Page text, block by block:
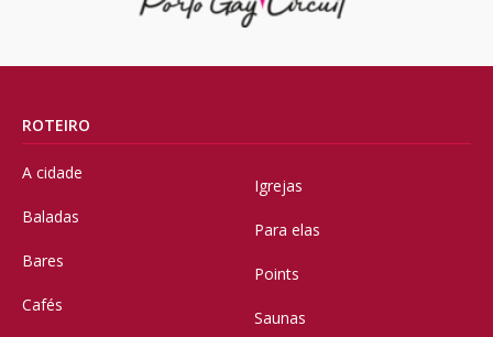
ROTEIRO
A cidade
Baladas
Bares
Cafés
Igrejas
Para elas
Points
Saunas